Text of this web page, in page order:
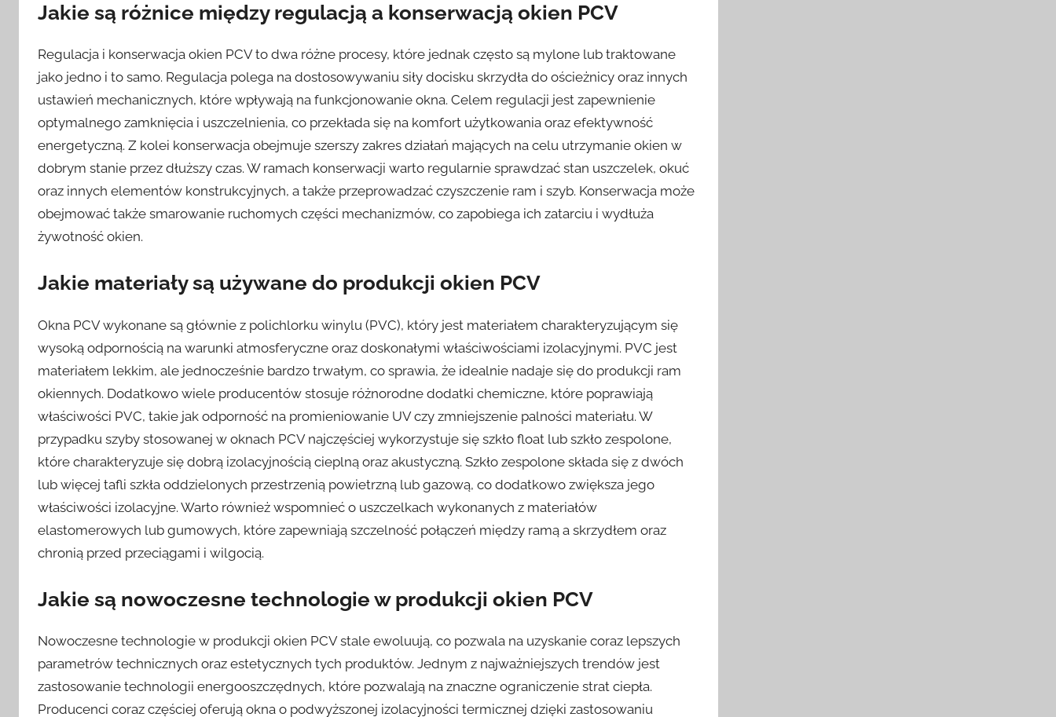
Jakie są różnice między regulacją a konserwacją okien PCV
Regulacja i konserwacja okien PCV to dwa różne procesy, które jednak często są mylone lub traktowane
jako jedno i to samo. Regulacja polega na dostosowywaniu siły docisku skrzydła do ościeżnicy oraz innych
ustawień mechanicznych, które wpływają na funkcjonowanie okna. Celem regulacji jest zapewnienie
optymalnego zamknięcia i uszczelnienia, co przekłada się na komfort użytkowania oraz efektywność
energetyczną. Z kolei konserwacja obejmuje szerszy zakres działań mających na celu utrzymanie okien w
dobrym stanie przez dłuższy czas. W ramach konserwacji warto regularnie sprawdzać stan uszczelek, okuć
oraz innych elementów konstrukcyjnych, a także przeprowadzać czyszczenie ram i szyb. Konserwacja może
obejmować także smarowanie ruchomych części mechanizmów, co zapobiega ich zatarciu i wydłuża
żywotność okien.
Jakie materiały są używane do produkcji okien PCV
Okna PCV wykonane są głównie z polichlorku winylu (PVC), który jest materiałem charakteryzującym się
wysoką odpornością na warunki atmosferyczne oraz doskonałymi właściwościami izolacyjnymi. PVC jest
materiałem lekkim, ale jednocześnie bardzo trwałym, co sprawia, że idealnie nadaje się do produkcji ram
okiennych. Dodatkowo wiele producentów stosuje różnorodne dodatki chemiczne, które poprawiają
właściwości PVC, takie jak odporność na promieniowanie UV czy zmniejszenie palności materiału. W
przypadku szyby stosowanej w oknach PCV najczęściej wykorzystuje się szkło float lub szkło zespolone,
które charakteryzuje się dobrą izolacyjnością cieplną oraz akustyczną. Szkło zespolone składa się z dwóch
lub więcej tafli szkła oddzielonych przestrzenią powietrzną lub gazową, co dodatkowo zwiększa jego
właściwości izolacyjne. Warto również wspomnieć o uszczelkach wykonanych z materiałów
elastomerowych lub gumowych, które zapewniają szczelność połączeń między ramą a skrzydłem oraz
chronią przed przeciągami i wilgocią.
Jakie są nowoczesne technologie w produkcji okien PCV
Nowoczesne technologie w produkcji okien PCV stale ewoluują, co pozwala na uzyskanie coraz lepszych
parametrów technicznych oraz estetycznych tych produktów. Jednym z najważniejszych trendów jest
zastosowanie technologii energooszczędnych, które pozwalają na znaczne ograniczenie strat ciepła.
Producenci coraz częściej oferują okna o podwyższonej izolacyjności termicznej dzięki zastosowaniu